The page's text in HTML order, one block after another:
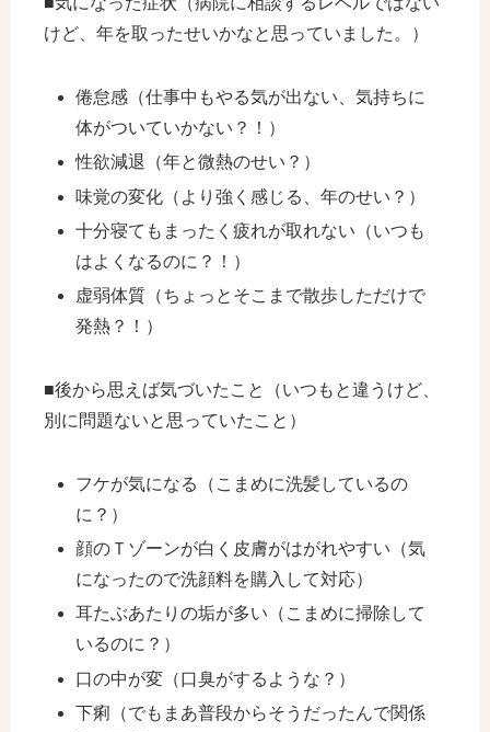
けど、年を取ったせいかなと思っていました。）
倦怠感（仕事中もやる気が出ない、気持ちに
体がついていかない？！）
性欲減退（年と微熱のせい？）
味覚の変化（より強く感じる、年のせい？）
十分寝てもまったく疲れが取れない（いつも
はよくなるのに？！）
虚弱体質（ちょっとそこまで散歩しただけで
発熱？！）
■後から思えば気づいたこと（いつもと違うけど、
別に問題ないと思っていたこと）
フケが気になる（こまめに洗髪しているの
に？）
顔のＴゾーンが白く皮膚がはがれやすい（気
になったので洗顔料を購入して対応）
耳たぶあたりの垢が多い（こまめに掃除して
いるのに？）
口の中が変（口臭がするような？）
下痢（でもまあ普段からそうだったんで関係